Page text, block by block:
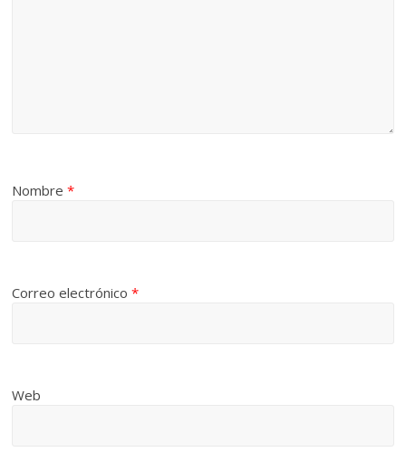
Nombre*
Correo electrónico*
Web